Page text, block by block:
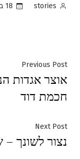
Posted
stories 18 בדצמבר 2024
ניווט
Previous Post
post:
אוצר אגדות
חכמת דוד
Next Post
post:
נצור לשונך